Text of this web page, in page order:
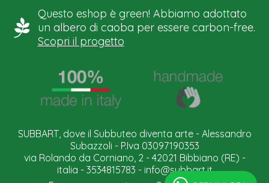
Questo eshop è green! Abbiamo adottato
un albero di caoba per essere carbon-free.
Scopri il progetto
SUBBART, dove il Subbuteo diventa arte - Alessandro
Subazzoli - P.Iva 03097190353
via Rolando da Corniano, 2 - 42021 Bibbiano (RE) -
italia - 3534815783 - info@subbart.it